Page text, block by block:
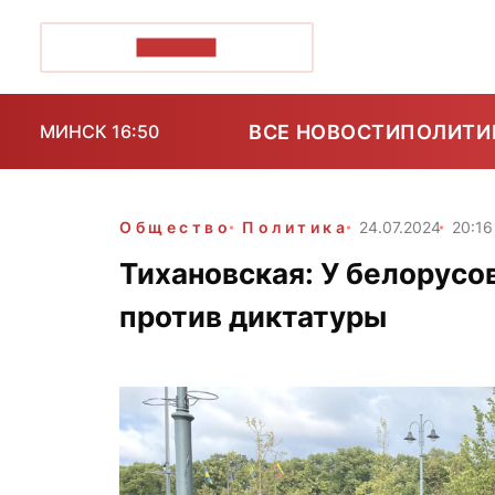
МИНСК 16:50 ВСЕ НОВОСТИ
Общество Политика 24.07.2024 20:16
Тихановская: У
против диктатуры